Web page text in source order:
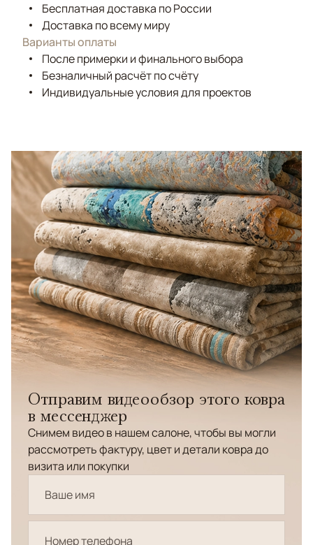
Бесплатная доставка по России
Доставка по всему миру
Варианты оплаты
После примерки и финального выбора
Безналичный расчёт по счёту
Индивидуальные условия для проектов
Отправим видеообзор этого ковра
в мессенджер
Снимем видео в нашем салоне, чтобы вы могли
рассмотреть фактуру, цвет и детали ковра до
визита или покупки